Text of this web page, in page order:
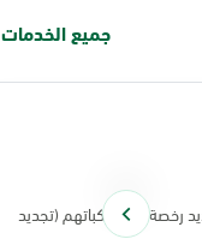
جميع الخدمات
رخصة سير مركباتهم (تجديد